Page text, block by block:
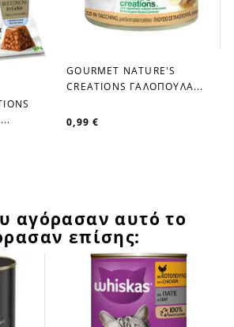
GOURMET NATURE'S
CREATIONS ΓΑΛΟΠΟΥΛΑ...
0,99 €
αγόρασαν αυτό το
επίσης: